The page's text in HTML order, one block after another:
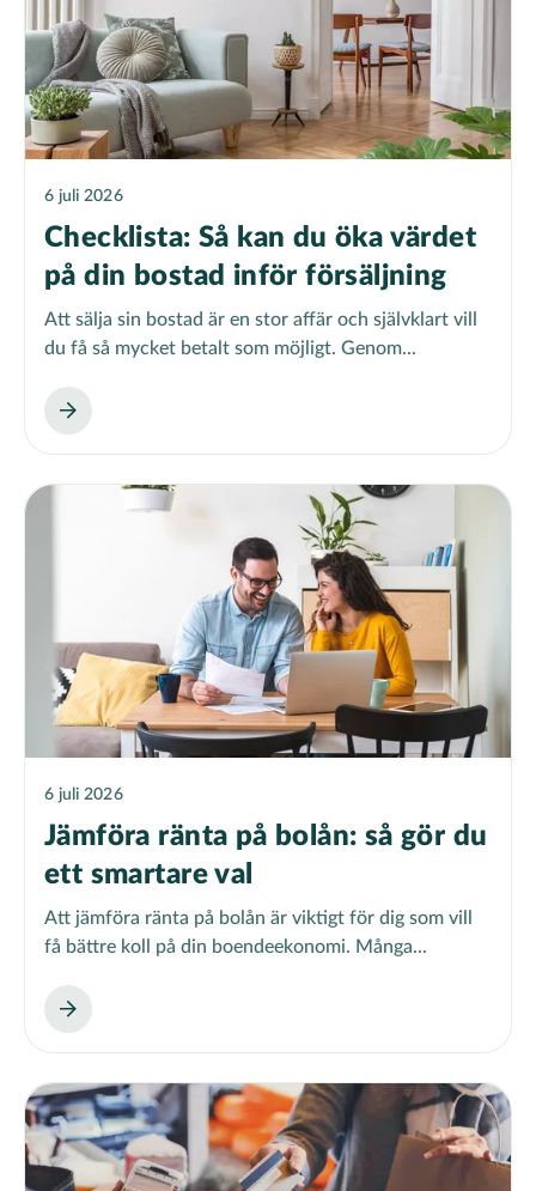
6 juli 2026
Checklista: Så kan du öka värdet
på din bostad inför försäljning
Att sälja sin bostad är en stor affär och självklart vill
du få så mycket betalt som möjligt. Genom...
6 juli 2026
Jämföra ränta på bolån: så gör du
ett smartare val
Att jämföra ränta på bolån är viktigt för dig som vill
få bättre koll på din boendeekonomi. Många...